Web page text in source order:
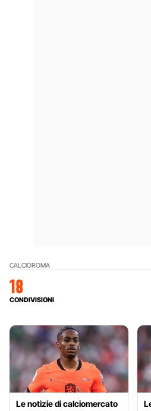
CALCIOROMA
18
CONDIVISIONI
Le notizie di calciomercato